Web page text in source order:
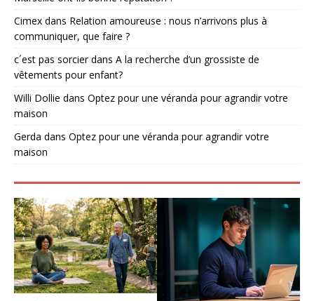
Cimex dans Relation amoureuse : nous n’arrivons plus à
communiquer, que faire ?
c´est pas sorcierdans A la recherche d’un grossiste de
vêtements pour enfant?
Willi Dollie dans Optez pour une véranda pour agrandir votre
maison
Gerda dans Optez pour une véranda pour agrandir votre
maison